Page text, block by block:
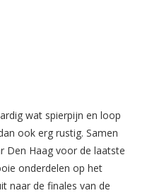
wat spierpijn en loop
ook erg rustig. Samen
Den Haag voor de laatste
onderdelen op het
naar de finales van de